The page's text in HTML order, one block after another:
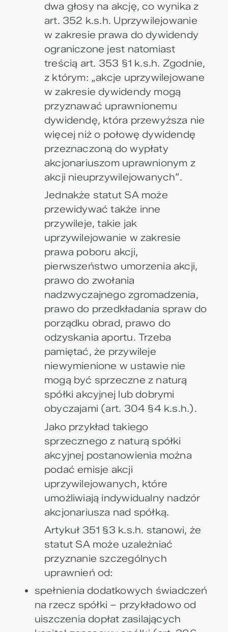
dwa głosy na akcję, co wynika z
art. 352 k.s.h. Uprzywilejowanie
w zakresie prawa do dywidendy
ograniczone jest natomiast
treścią art. 353 §1 k.s.h. Zgodnie,
z którym: „akcje uprzywilejowane
w zakresie dywidendy mogą
przyznawać uprawnionemu
dywidendę, która przewyższa nie
więcej niż o połowę dywidendę
przeznaczoną do wypłaty
akcjonariuszom uprawnionym z
akcji nieuprzywilejowanych”.
Jednakże statut SA może
przewidywać także inne
przywileje, takie jak
uprzywilejowanie w zakresie
prawa poboru akcji,
pierwszeństwo umorzenia akcji,
prawo do zwołania
nadzwyczajnego zgromadzenia,
prawo do przedkładania spraw do
porządku obrad, prawo do
odzyskania aportu. Trzeba
pamiętać, że przywileje
niewymienione w ustawie nie
mogą być sprzeczne z naturą
spółki akcyjnej lub dobrymi
obyczajami (art. 304 §4 k.s.h.).
Jako przykład takiego
sprzecznego z naturą spółki
akcyjnej postanowienia można
podać emisje akcji
uprzywilejowanych, które
umożliwiają indywidualny nadzór
akcjonariusza nad spółką.
Artykuł 351 §3 k.s.h. stanowi, że
statut SA może uzależniać
przyznanie szczególnych
uprawnień od:
spełnienia dodatkowych świadczeń
na rzecz spółki – przykładowo od
uiszczenia dopłat zasilających